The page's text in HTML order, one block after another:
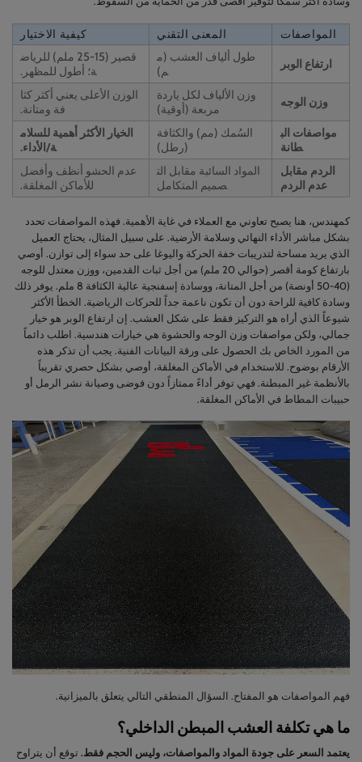
المواصفات المعنى التقني كيفية الاختيار
ارتفاع الوبر
طول ألياف العشب (م
م)
قصير (15-25 ملم) للرياض
ة؛ أطول للمظهر.
وزن الوجه
وزن الألياف لكل ياردة
مربعة (أوقية)
الوزن الأعلى يعني أكثر كثا
فة ومتانة.
مواصفات الب
طانة
السُمك (مم) والكثافة
(رطل)
الخيار الأكثر أهمية للسلام
ة/الأداء.
الردم مقابل
عدم الردم
المواد السائبة مقابل الت
صميم المتكامل
عدم الحشو أنظف وأفضل
للأماكن المغلقة.
كمهندس، هنا يصبح تعاوني مع العملاء في غاية الأهمية. فهذه المواصفات تحدد
بشكل مباشر الأداء النهائي وسلامة الأرضية. على سبيل المثال، يحتاج العميل
الذي يريد مساحة لتدريبات خفة الحركة واليوغا على حد سواء إلى توازن. أوصي
بارتفاع كومة أقصر (حوالي 20 ملم) من أجل ثبات القدمين، ووزن معتدل للوجه
(40-50 أونصة) من أجل المتانة، ووسادة إسفنجية عالية الكثافة 8 ملم. يوفر ذلك
وسادة كافية للراحة دون أن تكون ناعمة جداً للحركات الرياضية. الخطأ الأكثر
شيوعاً الذي أراه هو التركيز فقط على شكل العشب. إن ارتفاع الوبر هو خيار
جمالي، ولكن مواصفات وزن الوجه والحشوة هي خيارات هندسية. اطلب دائماً
من المورد الخاص بك الحصول على ورقة البيانات الفنية. يجب أن تذكر هذه
الأرقام بوضوح. للاستخدام في الأماكن المغلقة، أوصي بشكل حصري تقريباً
بالأنظمة غير المبطنة. فهي توفر أداءً ممتازاً دون فوضى وصيانة نشر الرمل أو
حبيبات المطاط في الأماكن المغلقة.
فهم المواصفات هو المفتاح. السؤال المنطقي التالي يتعلق بالميزانية.
ما هي تكلفة العشب المبطن الداخلي؟
يعتمد السعر على جودة المواد والمواصفات، وليس الحجم فقط. توقع أن يتراوح